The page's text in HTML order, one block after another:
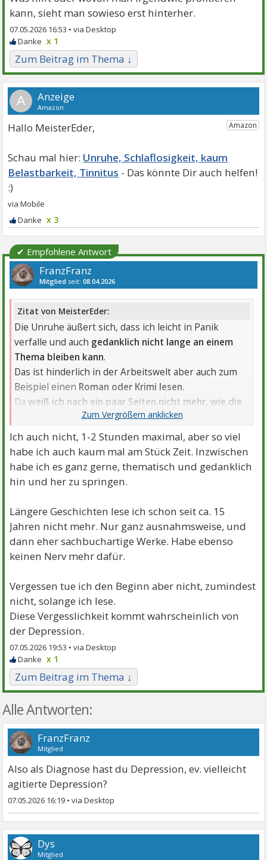
kann, sieht man sowieso erst hinterher.
07.05.2026 16:53 •
x 1
Zum Beitrag im Thema ↓
A
Hallo MeisterEder,
Unruhe, Schlaflosigkeit, kaum
Belastbarkeit, Tinnitus
x 3
✔ Empfohlene Antwort
FranzFranz
Mitglied seit:08.04.2026
Zitat von MeisterEder:
Die Unruhe äußert sich, dass ich leicht in Panik
verfalle und auch gedanklich nicht lange an einem
Thema bleiben kann.
Das ist hinderlich in der Arbeitswelt aber auch zum
Beispiel einen Roman oder Krimi lesen.
Daweiß ich nach ein paar Seiten nicht mehr, wie die
Geschichte begann.
Zeitschriften oder Zeitungen mit kurzen Artikel sind
hingegen kein Problem.
Ich auch nicht, 1-2 Stunden maximal, aber so viel
habe ich auch kaum mal am Stück Zeit. Inzwischen
habe ich es ganz gerne, thematisch und gedanklich
hin und her zu springen.
Längere Geschichten lese ich schon seit ca. 15
Jahren nicht mehr. Nur ganz ausnahmsweise, und
dann eher sachbuchartige Werke. Habe ebenso
keinen Nerv mehr dafür.
Vergessen tue ich den Beginn aber nicht, zumindest
nicht, solange ich lese.
Diese Vergesslichkeit kommt wahrscheinlich von
der Depression.
07.05.2026 19:53 •
x 1
Zum Beitrag im Thema ↓
Alle Antworten:
FranzFranz
Mitglied
Also als Diagnose hast du Depression, ev. vielleicht
agitierte Depression?
07.05.2026 16:19 •
Dys
Mitglied